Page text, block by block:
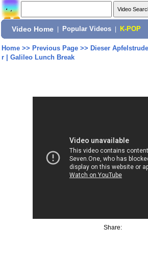
Video Home Popular Videos K-POP
Home>> Previous Page>> Dieser
r | Galileo Lunch Break
Share: